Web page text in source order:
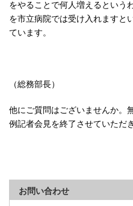
をやることで何人増えるという
を市立病院では受け入れますと
ています。
（総務部長）
他にご質問はございませんか。
例記者会見を終了させていただき
お問い合わせ